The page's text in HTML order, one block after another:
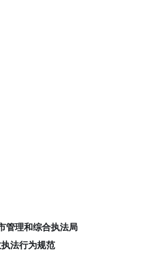
管理和综合执法局
法行为规范